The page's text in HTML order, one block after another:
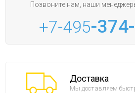
Позвоните нам, наши
+7-495-
Доставка
Мы доставляем